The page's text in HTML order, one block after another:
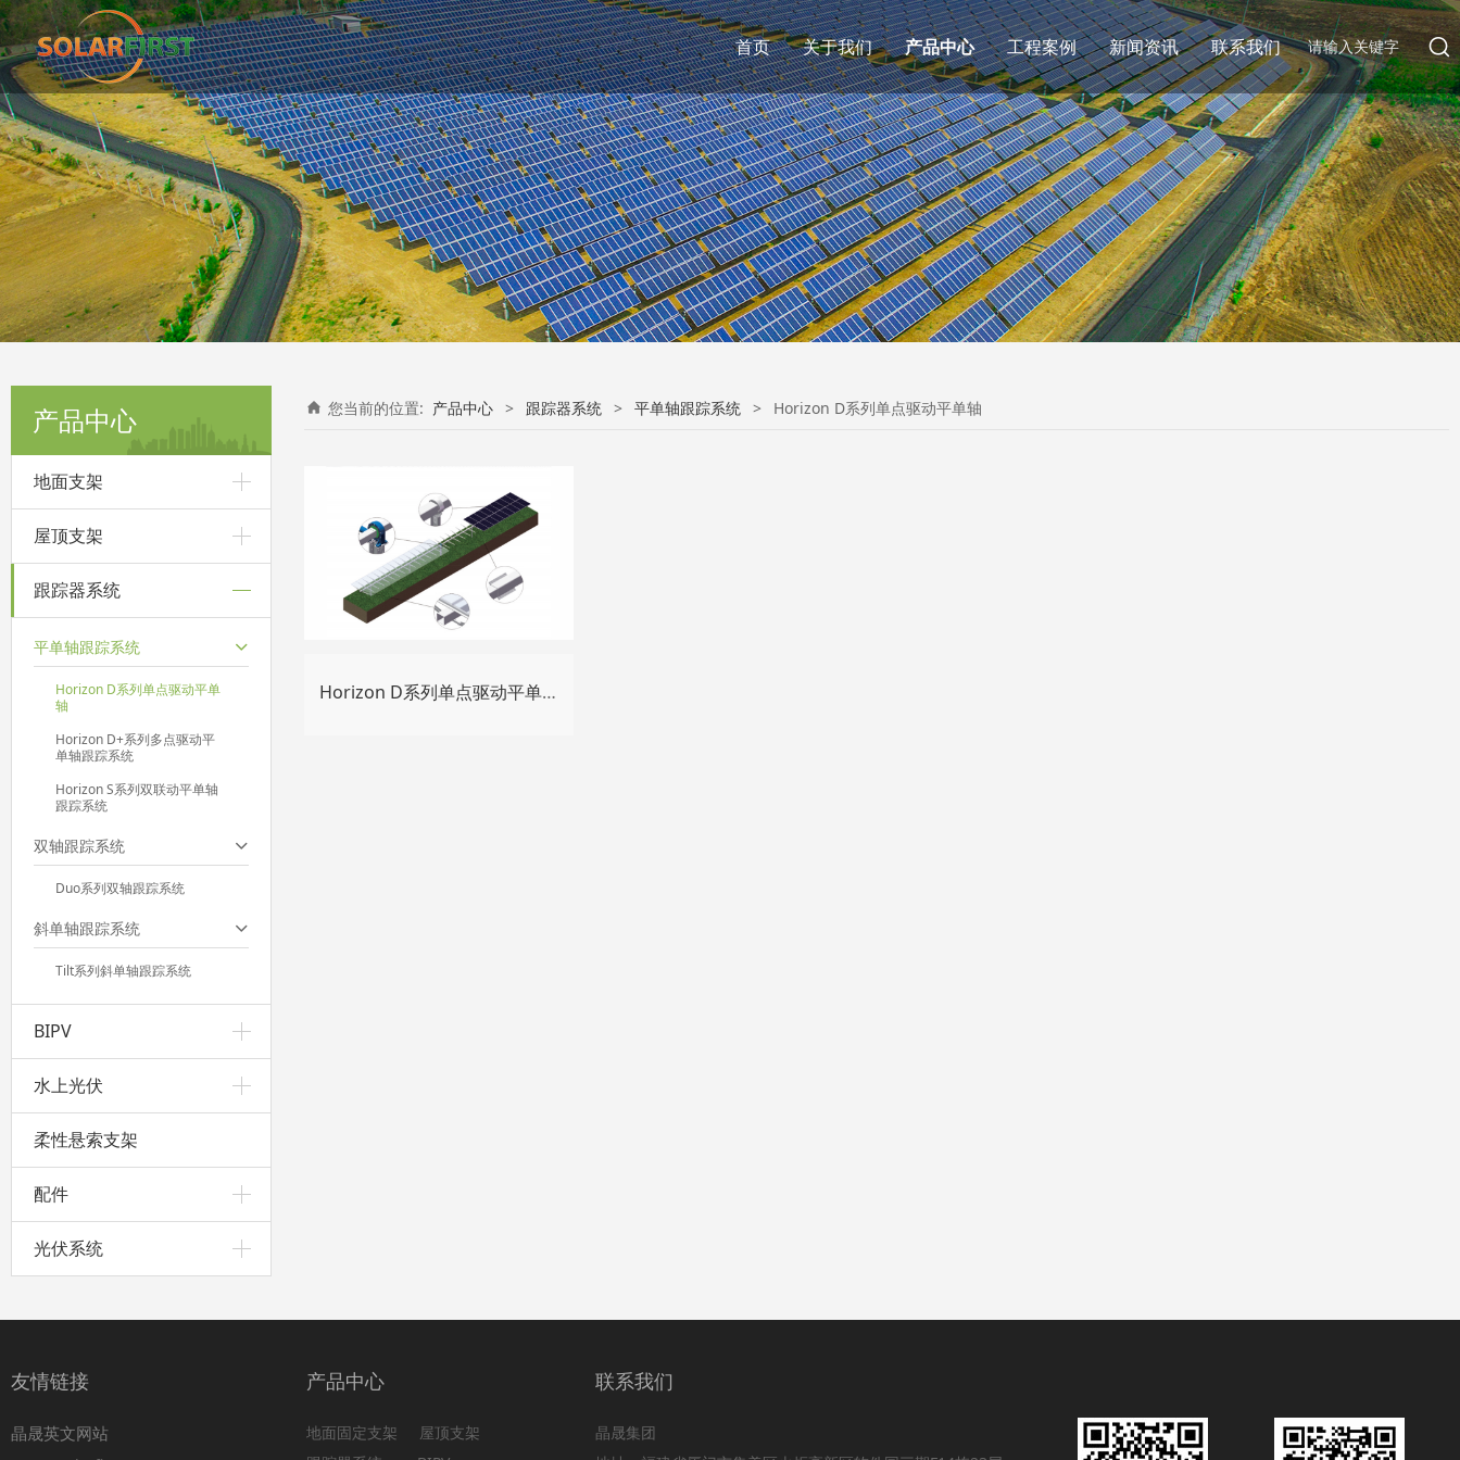
首页 关于我们 产品中心 工程案例 新闻资讯 联系我们
产品中心
地面支架
屋顶支架
跟踪器系统
平单轴跟踪系统
Horizon D系列单点驱动平单
轴
Horizon D+系列多点驱动平
单轴跟踪系统
Horizon S系列双联动平单轴
跟踪系统
双轴跟踪系统
Duo系列双轴跟踪系统
斜单轴跟踪系统
Tilt系列斜单轴跟踪系统
BIPV
水上光伏
柔性悬索支架
配件
光伏系统
您当前的位置: 产品中心 > 跟踪器系统 > 平单轴跟踪系统 > Horizon D系列单点驱动平单轴
Horizon D系列单点驱动平单轴跟踪系统
友情链接
晶晟英文网站
产品中心
地面固定支架
屋顶支架
联系我们
晶晟集团